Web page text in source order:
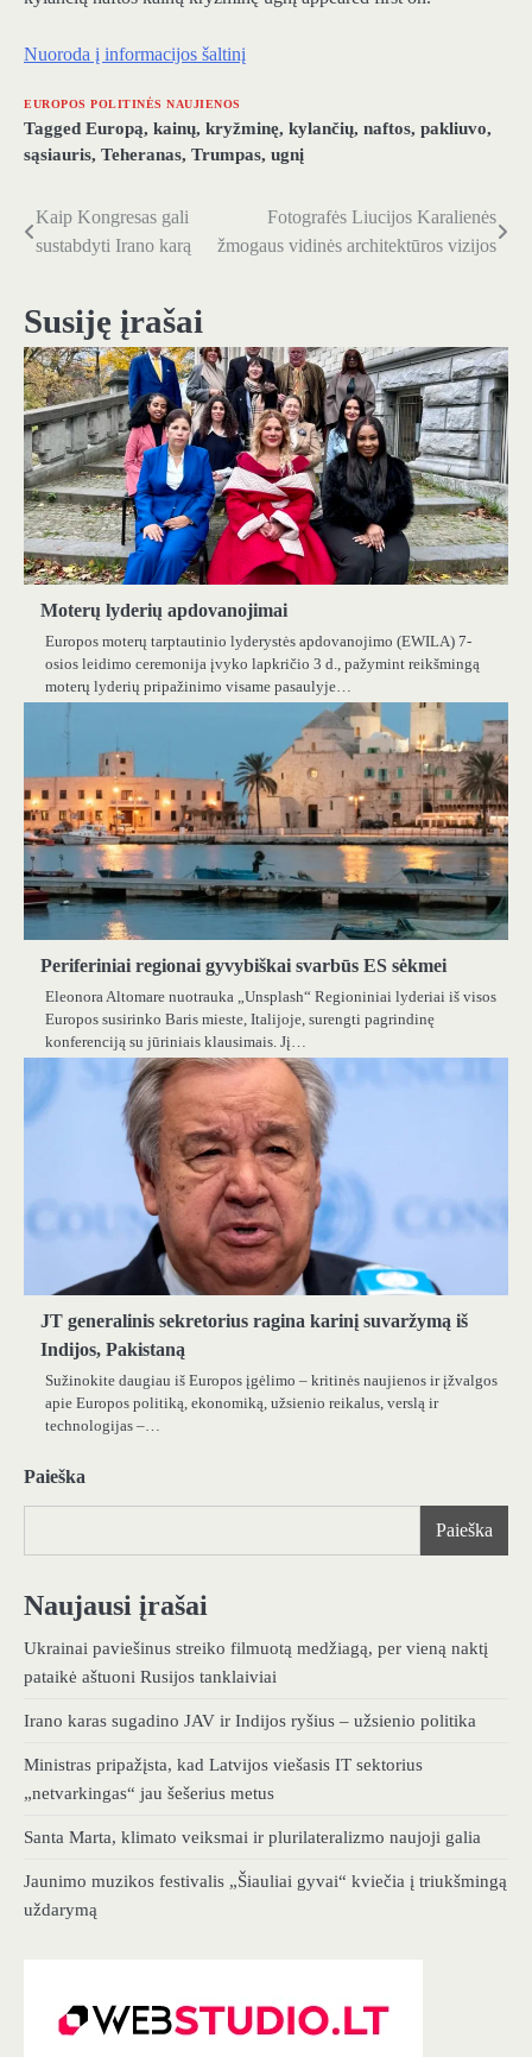
Nuoroda į informacijos šaltinį
EUROPOS POLITINĖS NAUJIENOS
Tagged Europą, kainų, kryžminę, kylančių, naftos, pakliuvo,
sąsiauris, Teheranas, Trumpas, ugnį
Navigacija
įrašų
Kaip Kongresas gali
sustabdyti Irano karą
Fotografės Liucijos Karalienės
žmogaus vidinės architektūros vizijos
Susiję įrašai
Moterų lyderių apdovanojimai
Europos moterų tarptautinio lyderystės apdovanojimo (EWILA) 7-
osios leidimo ceremonija įvyko lapkričio 3 d., pažymint reikšmingą
moterų lyderių pripažinimo visame pasaulyje…
Periferiniai regionai gyvybiškai svarbūs ES sėkmei
Eleonora Altomare nuotrauka „Unsplash“ Regioniniai lyderiai iš visos
Europos susirinko Baris mieste, Italijoje, surengti pagrindinę
konferenciją su jūriniais klausimais. Jį…
JT generalinis sekretorius ragina karinį suvaržymą iš
Indijos, Pakistaną
Sužinokite daugiau iš Europos įgėlimo – kritinės naujienos ir įžvalgos
apie Europos politiką, ekonomiką, užsienio reikalus, verslą ir
technologijas –…
Paieška
Paieška
Naujausi įrašai
Ukrainai paviešinus streiko filmuotą medžiagą, per vieną naktį
pataikė aštuoni Rusijos tanklaiviai
Irano karas sugadino JAV ir Indijos ryšius – užsienio politika
Ministras pripažįsta, kad Latvijos viešasis IT sektorius
„netvarkingas“ jau šešerius metus
Santa Marta, klimato veiksmai ir plurilateralizmo naujoji galia
Jaunimo muzikos festivalis „Šiauliai gyvai“ kviečia į triukšmingą
uždarymą